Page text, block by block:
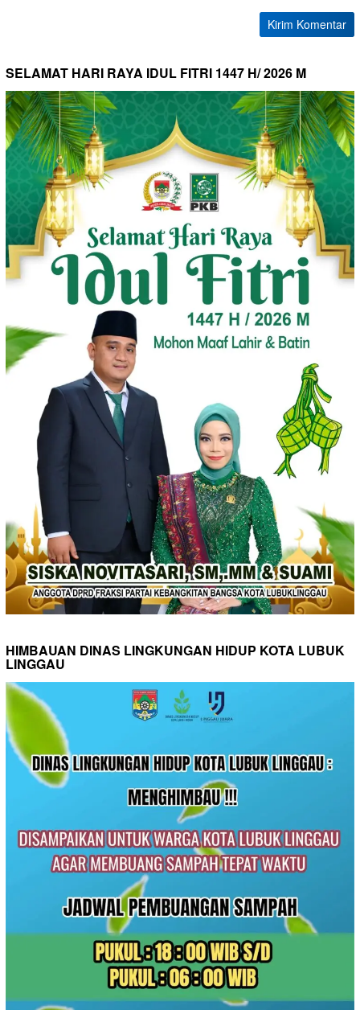
SELAMAT HARI RAYA IDUL FITRI 1447 H/ 2026 M
HIMBAUAN DINAS LINGKUNGAN HIDUP KOTA LUBUK
LINGGAU